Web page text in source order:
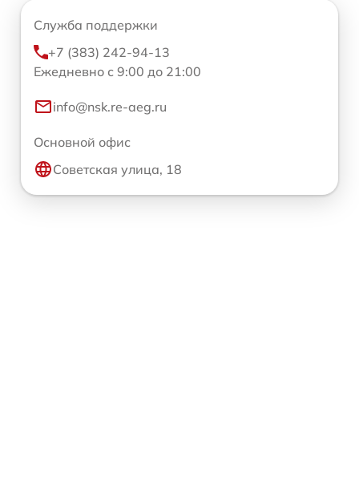
Служба поддержки
+7 (383) 242-94-13
Ежедневно с 9:00 до 21:00
info@nsk.re-aeg.ru
Основной офис
Советская улица, 18